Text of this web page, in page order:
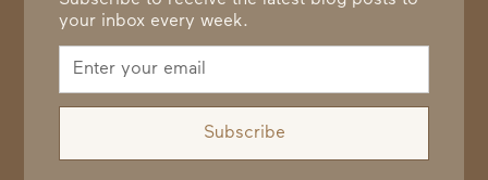
your inbox every week.